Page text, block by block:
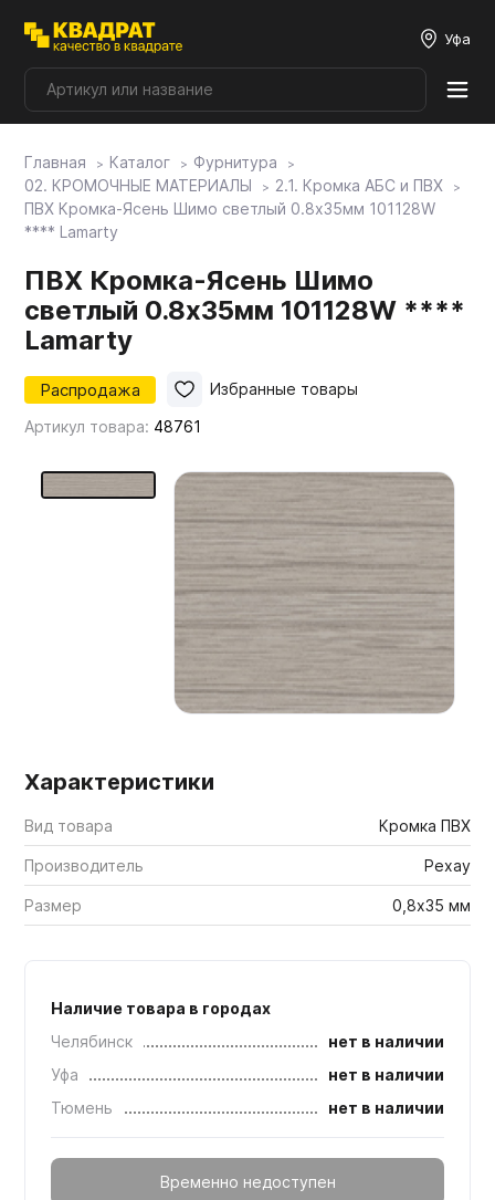
Уфа
Плитные материалы
Фурнитура
Столешницы
Мой ЭГГЕР
Мебельные образцы, каталоги
Главная Каталог
Фурнитура
02. КРОМОЧНЫЕ МАТЕРИАЛЫ
2.1. Кромка АБС и ПВХ
ПВХ Кромка-Ясень Шимо светлый 0.8х35мм 101128W
**** Lamarty
ПВХ Кромка-Ясень Шимо
светлый 0.8х35мм 101128W ****
Lamarty
Распродажа
Артикул товара: 48761
Избранные товары
Характеристики
Вид товара Кромка ПВХ
Производитель Рехау
Размер 0,8х35 мм
Наличие товара в городах
Челябинск
нет в наличии
Уфа
нет в наличии
Тюмень
нет в наличии
Временно недоступен